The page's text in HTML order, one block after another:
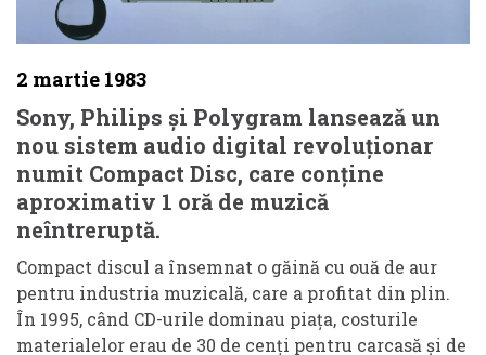
2 martie 1983
Sony, Philips și Polygram lansează un
nou sistem audio digital revoluționar
numit Compact Disc, care conține
aproximativ 1 oră de muzică
neîntreruptă.
Compact discul a însemnat o găină cu ouă de aur
pentru industria muzicală, care a profitat din plin.
În 1995, când CD-urile dominau piața, costurile
materialelor erau de 30 de cenți pentru carcasă și de